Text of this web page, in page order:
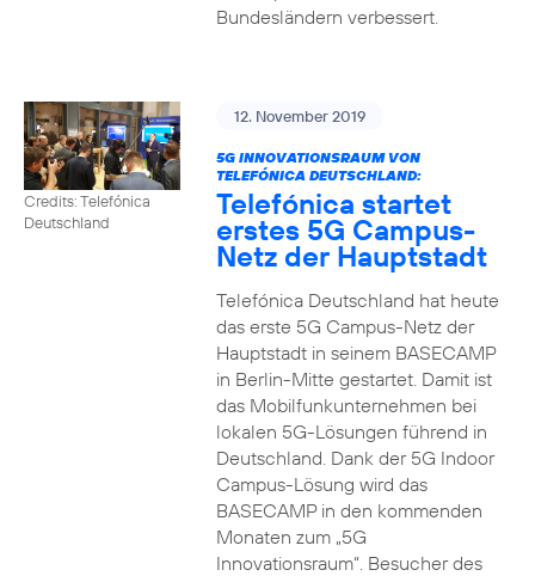
Bundesländern verbessert.
Credits: Telefónica
Deutschland
12. November 2019
5G INNOVATIONSRAUM VON
TELEFÓNICA DEUTSCHLAND:
Telefónica startet
erstes 5G Campus-
Netz der Hauptstadt
Telefónica Deutschland hat heute
das erste 5G Campus-Netz der
Hauptstadt in seinem BASECAMP
in Berlin-Mitte gestartet. Damit ist
das Mobilfunkunternehmen bei
lokalen 5G-Lösungen führend in
Deutschland. Dank der 5G Indoor
Campus-Lösung wird das
BASECAMP in den kommenden
Monaten zum „5G
Innovationsraum“. Besucher des